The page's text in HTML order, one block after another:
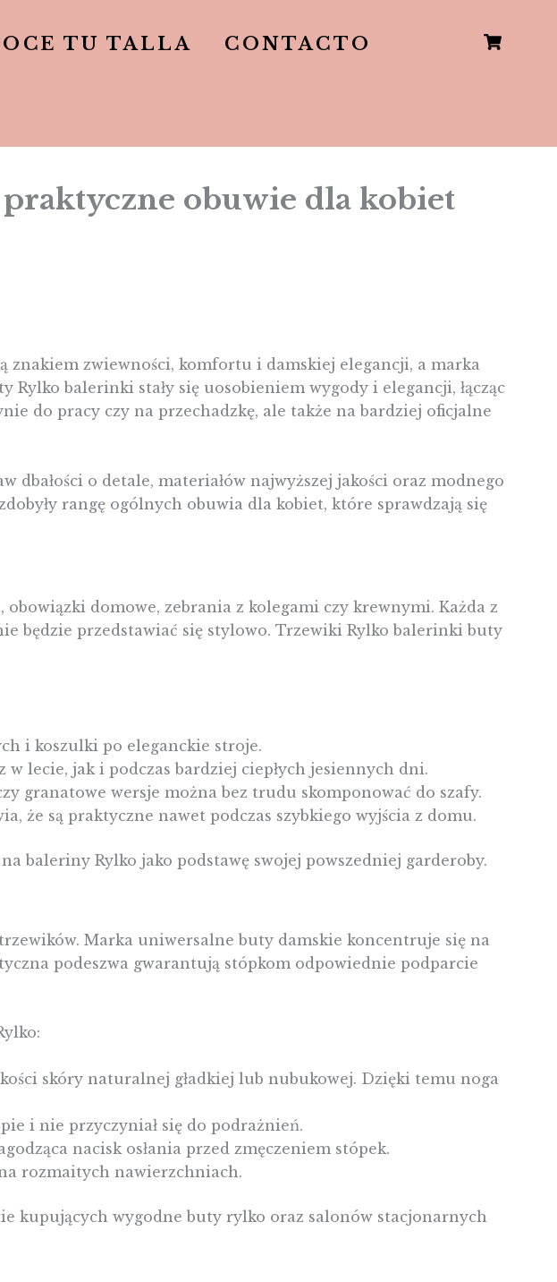
TU TALLA CONTACTO
obuwie dla kobiet
znakiem zwiewności, komfortu i damskiej elegancji, a marka
balerinki stały się uosobieniem wygody i elegancji, łącząc
do pracy czy na przechadzkę, ale także na bardziej oficjalne
o detale, materiałów najwyższej jakości oraz modnego
rangę ogólnych obuwia dla kobiet, które sprawdzają się
domowe, zebrania z kolegami czy krewnymi. Każda z
będzie przedstawiać się stylowo. Trzewiki Rylko balerinki buty
i koszulki po eleganckie stroje.
lecie, jak i podczas bardziej ciepłych jesiennych dni.
granatowe wersje można bez trudu skomponować do szafy.
że są praktyczne nawet podczas szybkiego wyjścia z domu.
baleriny Rylko jako podstawę swojej powszedniej garderoby.
Marka uniwersalne buty damskie koncentruje się na
podeszwa gwarantują stópkom odpowiednie podparcie
skóry naturalnej gładkiej lub nubukowej. Dzięki temu noga
i nie przyczyniał się do podrażnień.
nacisk osłania przed zmęczeniem stópek.
rozmaitych nawierzchniach.
kupujących wygodne buty rylko oraz salonów stacjonarnych